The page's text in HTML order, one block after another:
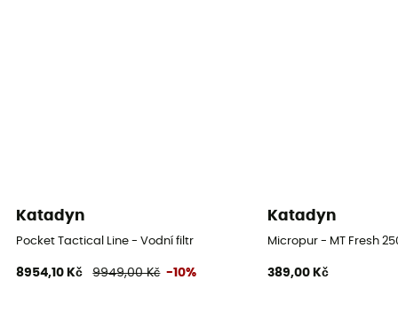
Katadyn
Pocket Tactical Line - Vodní filtr
8954,10 Kč 9949,00 Kč -10%
Katadyn
Micropur - MT Fresh
389,00 Kč